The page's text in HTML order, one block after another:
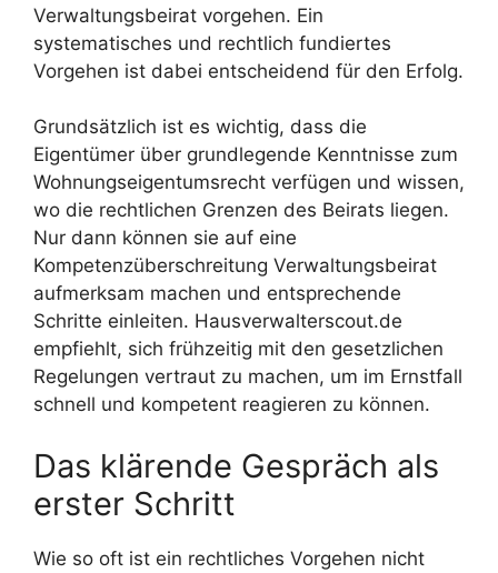
Verwaltungsbeirat vorgehen. Ein
systematisches und rechtlich fundiertes
Vorgehen ist dabei entscheidend für den Erfolg.
Grundsätzlich ist es wichtig, dass die
Eigentümer über grundlegende Kenntnisse zum
Wohnungseigentumsrecht verfügen und wissen,
wo die rechtlichen Grenzen des Beirats liegen.
Nur dann können sie auf eine
Kompetenzüberschreitung Verwaltungsbeirat
aufmerksam machen und entsprechende
Schritte einleiten. Hausverwalterscout.de
empfiehlt, sich frühzeitig mit den gesetzlichen
Regelungen vertraut zu machen, um im Ernstfall
schnell und kompetent reagieren zu können.
Das klärende Gespräch als
erster Schritt
Wie so oft ist ein rechtliches Vorgehen nicht